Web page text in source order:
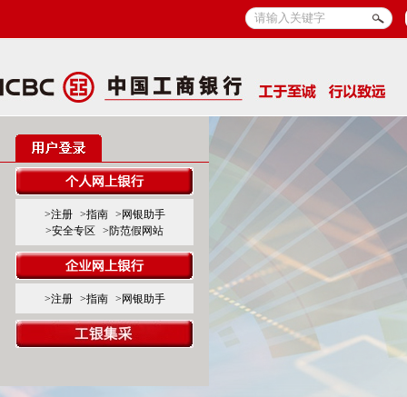
>注册 >指南
>网银助手
>安全专区
>防范假网站
>注册 >指南 >网银助手